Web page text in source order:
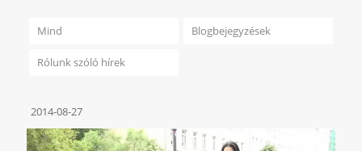
Mind Blogbejegyzések
Rólunk szóló hírek
2014-08-27